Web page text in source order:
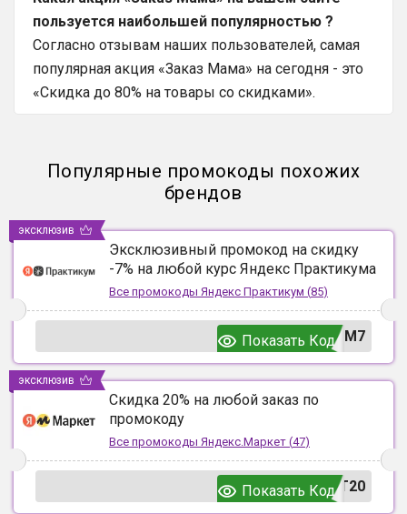
пользуется наибольшей популярностью ?
Согласно отзывам наших пользователей, самая
популярная акция «Заказ Мама» на сегодня - это
«Скидка до 80% на товары со скидками».
Популярные промокоды похожих
брендов
Эксклюзивный промокод на скидку
-7% на любой курс Яндекс Практикума
Все промокоды Яндекс Практикум (85)
UM7
Показать Код
эксклюзив
Скидка 20% на любой заказ по
промокоду
Все промокоды Яндекс.Маркет (47)
T20
Показать Код
эксклюзив